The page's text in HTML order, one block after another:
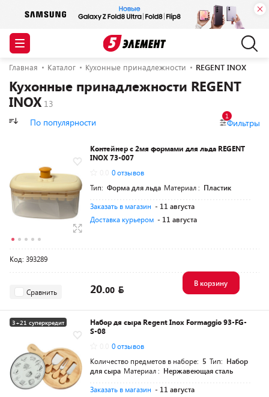
Главная Каталог Кухонные принадлежности REGENT INOX
Кухонные принадлежности REGENT
INOX
По популярности Фильтры
1
Контейнер с 2мя формами для льда REGENT
INOX 73-007
0 отзывов
Тип: Форма для льда Материал : Пластик
Заказать в магазин - 11 августа
Доставка курьером - 11 августа
Код: 393289
Сравнить 20.00
В корзину
3+21 суперкредит
Набор дя сыра Regent Inox Formaggio 93-FG-
S-08
0 отзывов
Количество предметов в наборе: 5 Тип: Набор
для сыра Материал : Нержавеющая сталь
Заказать в магазин - 11 августа